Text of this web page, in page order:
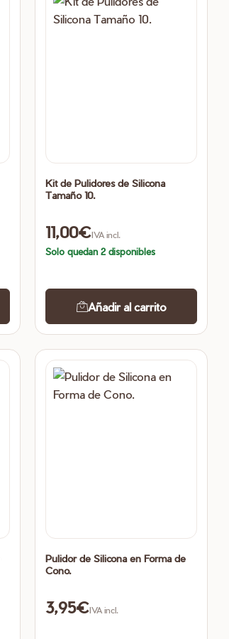
Kit de Pulidores de Silicona
Tamaño 10.
11,00€IVA incl.
Solo quedan 2 disponibles
Añadir al carrito
Pulidor de Silicona en Forma de
Cono.
3,95€IVA incl.